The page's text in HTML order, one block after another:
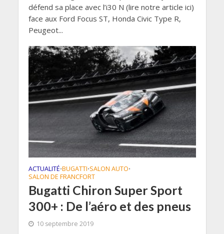
défend sa place avec l’i30 N (lire notre article ici)
face aux Ford Focus ST, Honda Civic Type R,
Peugeot...
ACTUALITÉ•BUGATTI•SALON AUTO•
SALON DE FRANCFORT
Bugatti Chiron Super Sport
300+ : De l’aéro et des pneus
10 septembre 2019